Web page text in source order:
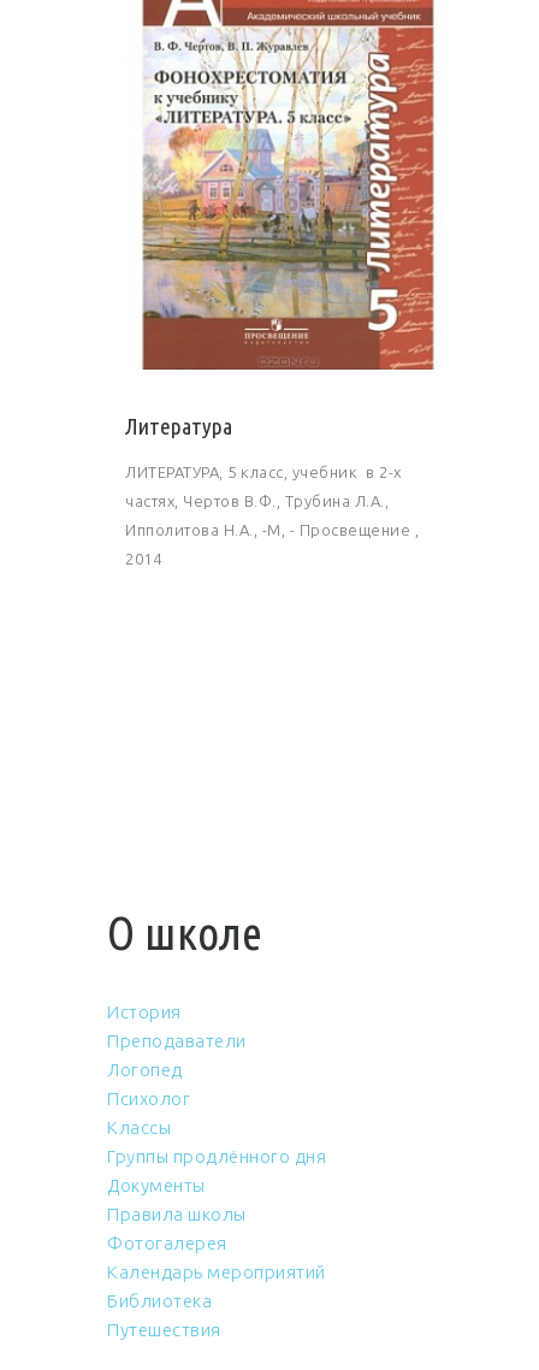
Литература
ЛИТЕРАТУРА, 5 класс, учебник в 2-х
частях, Чертов В.Ф., Трубина Л.А.,
Ипполитова Н.А., -М, - Просвещение ,
2014
О школе
История
Преподаватели
Логопед
Психолог
Классы
Группы продлённого дня
Документы
Правила школы
Фотогалерея
Календарь мероприятий
Библиотека
Путешествия